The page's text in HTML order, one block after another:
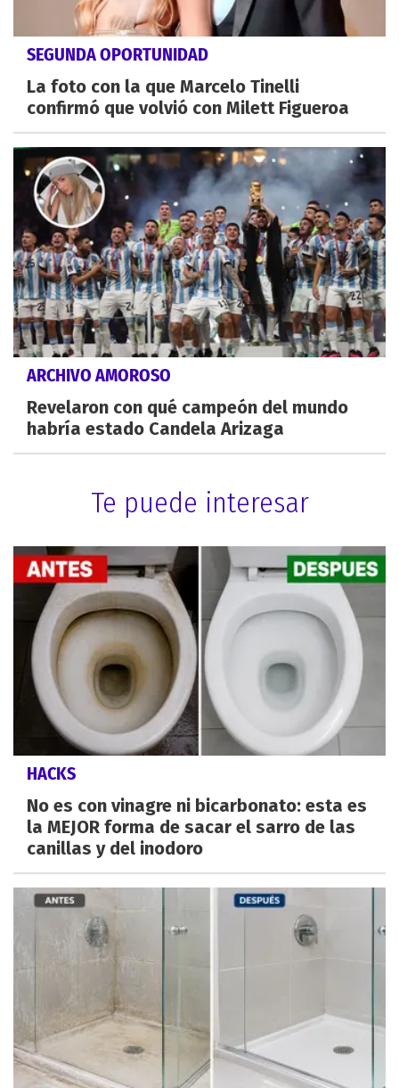
SEGUNDA OPORTUNIDAD
La foto con la que Marcelo Tinelli
confirmó que volvió con Milett Figueroa
ARCHIVO AMOROSO
Revelaron con qué campeón del mundo
habría estado Candela Arizaga
Te puede interesar
HACKS
No es con vinagre ni bicarbonato: esta es
la MEJOR forma de sacar el sarro de las
canillas y del inodoro